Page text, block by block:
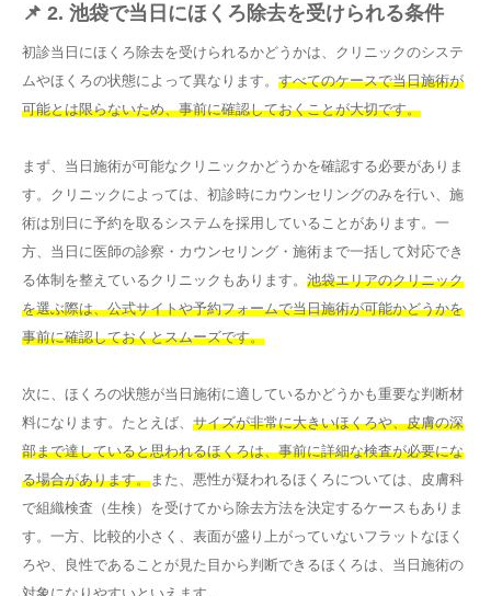
📌 2. 池袋で当日にほくろ除去を受けられる条件
初診当日にほくろ除去を受けられるかどうかは、クリニックのシステ
ムやほくろの状態によって異なります。 すべてのケースで当日施術が
可能とは限らないため、事前に確認しておくことが大切です。
まず、当日施術が可能なクリニックかどうかを確認する必要がありま
す。クリニックによっては、初診時にカウンセリングのみを行い、施
術は別日に予約を取るシステムを採用していることがあります。一
方、当日に医師の診察・カウンセリング・施術まで一括して対応でき
る体制を整えているクリニックもあります。 池袋エリアのクリニック
を選ぶ際は、公式サイトや予約フォームで当日施術が可能かどうかを
事前に確認しておくとスムーズです。
次に、ほくろの状態が当日施術に適しているかどうかも重要な判断材
料になります。たとえば、 サイズが非常に大きいほくろや、皮膚の深
部まで達していると思われるほくろは、事前に詳細な検査が必要にな
る場合があります。また、悪性が疑われるほくろについては、皮膚科
で組織検査（生検）を受けてから除去方法を決定するケースもありま
す。一方、比較的小さく、表面が盛り上がっていないフラットなほく
ろや、良性であることが見た目から判断できるほくろは、当日施術の